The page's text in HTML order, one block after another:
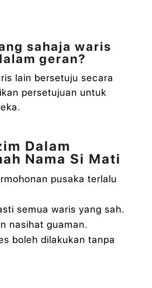
sahaja waris
geran?
lain bersetuju secara
persetujuan untuk
Dalam
Nama Si Mati
pusaka terlalu
semua waris yang sah.
nasihat guaman.
boleh dilakukan tanpa